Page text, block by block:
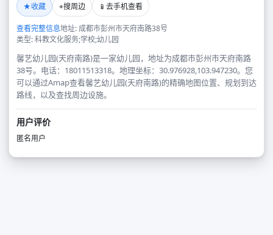
★收藏 ⌖搜周边 📱 去手机查看
查看完整信息地址: 成都市彭州市天府南路38号
类型: 科教文化服务;学校;幼儿园
馨艺幼儿园(天府南路)是一家幼儿园，地址为成都市彭州市天府南路
38号。电话：18011513318。地理坐标：30.976928,103.947230。您
可以通过Amap查看馨艺幼儿园(天府南路)的精确地图位置、规划到达
路线，以及查找周边设施。
用户评价
匿名用户